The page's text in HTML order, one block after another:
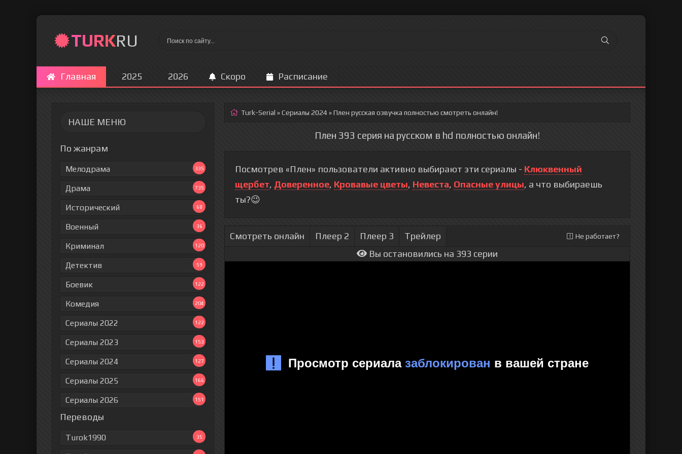
TURKRU
Главная 2025 2026 Скоро Расписание
НАШЕ МЕНЮ
По жанрам
Мелодрама 335
Драма 735
Исторический 68
Военный 36
Криминал 120
Детектив 59
Боевик 122
Комедия 204
Сериалы 2022 122
Сериалы 2023 153
Сериалы 2024 127
Сериалы 2025 166
Сериалы 2026 151
Переводы
Turok1990 35
Turk-Serial »Сериалы 2024 » Плен русская озвучка полностью смотреть онлайн!
Плен 393 серия на русском в hd полностью онлайн!
Посмотрев «Плен» пользователи активно выбирают эти сериалы - Клюквенный
щербет, Доверенное, Кровавые цветы, Невеста, Опасные улицы, а что выбираешь
ты?😉
Смотреть онлайн Плеер 2 Плеер 3 Трейлер Не работает?
Вы остановились на 393 серии